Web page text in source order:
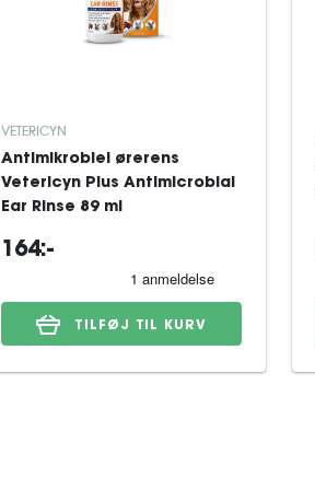
VETERICYN
Antimikrobiel ørerens
Vetericyn Plus Antimicrobial
Ear Rinse 89 ml
164:-
TILFØJ TIL KURV